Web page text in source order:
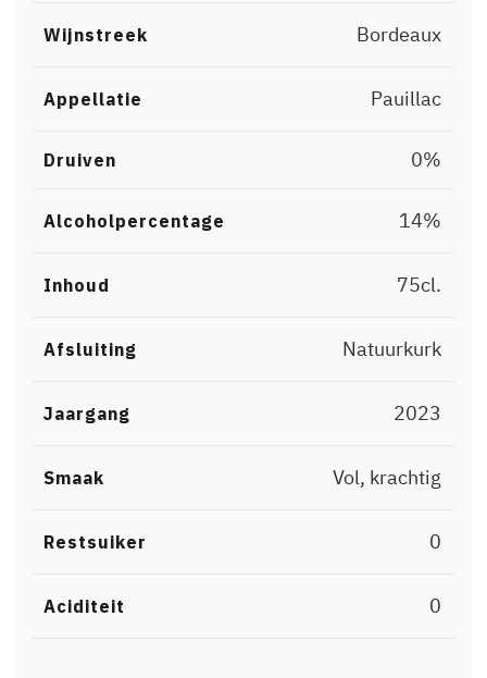
Wijnstreek Bordeaux
Appellatie Pauillac
Druiven 0%
Alcoholpercentage 14%
Inhoud 75cl.
Afsluiting Natuurkurk
Jaargang 2023
Smaak Vol, krachtig
Restsuiker 0
Aciditeit 0